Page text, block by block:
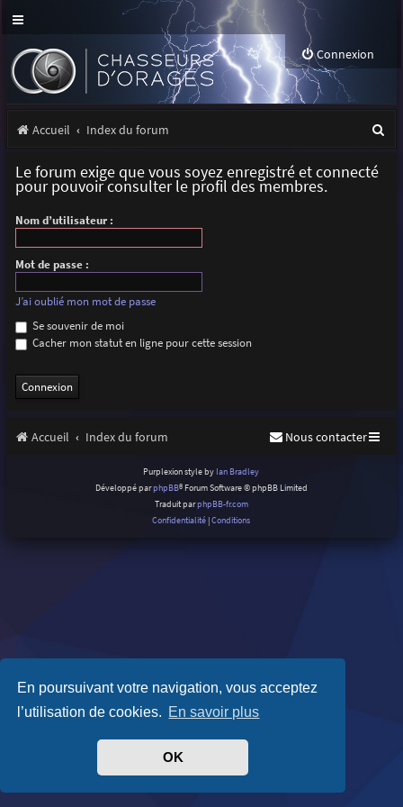
En poursuivant votre navigation, vous acceptez
l’utilisation de cookies. En savoir plus
OK
Connexion
Accueil Index du forum
Le forum exige que vous soyez enregistré et connecté
pour pouvoir consulter le profil des membres.
Nom d’utilisateur :
Mot de passe :
J’ai oublié mon mot de passe
Se souvenir de moi
Cacher mon statut en ligne pour cette session
Accueil Index du forum Nous contacter
Purplexion style by Ian Bradley
Développé parphpBB® Forum Software © phpBB Limited
Traduit parphpBB-fr.com
Confidentialité |Conditions